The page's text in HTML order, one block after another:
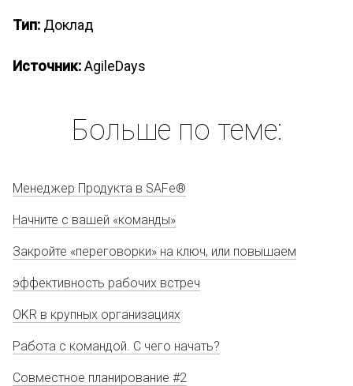
Тип: Доклад
Источник:AgileDays
Больше по теме:
Менеджер Продукта в SAFe®
Начните с вашей «команды»
Закройте «переговорки» на ключ, или повышаем
эффективность рабочих встреч
OKR в крупных организациях
Работа с командой. С чего начать?
Совместное планирование #2